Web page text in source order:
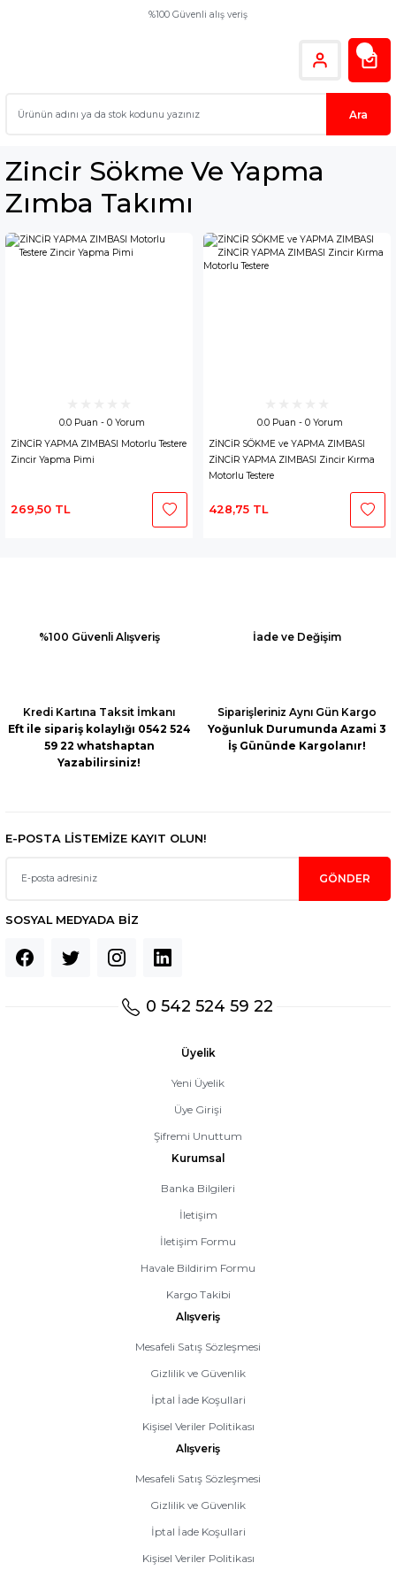
%100 Güvenli alış veriş
Ara
Zincir Sökme Ve Yapma
Zımba Takımı
0.0 Puan - 0 Yorum
ZİNCİR YAPMA ZIMBASI Motorlu Testere
Zincir Yapma Pimi
269,50 TL
0.0 Puan - 0 Yorum
ZİNCİR SÖKME ve YAPMA ZIMBASI
ZİNCİR YAPMA ZIMBASI Zincir Kırma
Motorlu Testere
428,75 TL
%100 Güvenli Alışveriş İade ve Değişim
Kredi Kartına Taksit İmkanı
Eft ile sipariş kolaylığı 0542 524
59 22 whatshaptan
Yazabilirsiniz!
Siparişleriniz Aynı Gün Kargo
Yoğunluk Durumunda Azami 3
İş Gününde Kargolanır!
E-POSTA LİSTEMİZE KAYIT OLUN!
GÖNDER
SOSYAL MEDYADA BİZ
0 542 524 59 22
Üyelik
Yeni Üyelik
Üye Girişi
Şifremi Unuttum
Kurumsal
Banka Bilgileri
İletişim
İletişim Formu
Havale Bildirim Formu
Kargo Takibi
Alışveriş
Mesafeli Satış Sözleşmesi
Gizlilik ve Güvenlik
İptal İade Koşullari
Kişisel Veriler Politikası
Alışveriş
Mesafeli Satış Sözleşmesi
Gizlilik ve Güvenlik
İptal İade Koşullari
Kişisel Veriler Politikası